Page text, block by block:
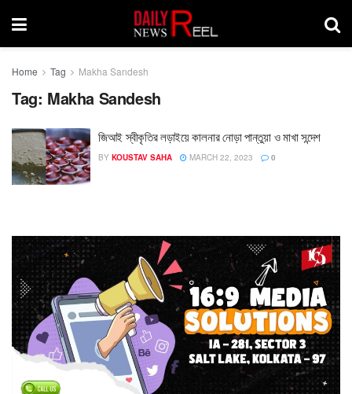
Home Tag Makha Sandesh
Tag: Makha Sandesh
জিআই স্বীকৃতির লড়াইয়ে কালনার নোড়া পান্তুয়া ও মাখা সন্দেশ
BY KOUSTAV SAHA MARCH 22, 2023 0